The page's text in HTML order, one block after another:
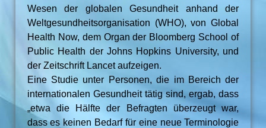
Wesen der globalen Gesundheit anhand der
Weltgesundheitsorganisation (WHO), von Global
Health Now, dem Organ der Bloomberg School of
Public Health der Johns Hopkins University, und
der Zeitschrift Lancet aufzeigen.
Eine Studie unter Personen, die im Bereich der
internationalen Gesundheit tätig sind, ergab, dass
„etwa die Hälfte der Befragten überzeugt war,
dass es keinen Bedarf für eine neue Terminologie